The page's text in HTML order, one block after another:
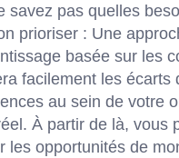
savez pas quelles
prioriser : Une
basée sur les
facilement les écarts
au sein de votre
À partir de là, vous
les opportunités de